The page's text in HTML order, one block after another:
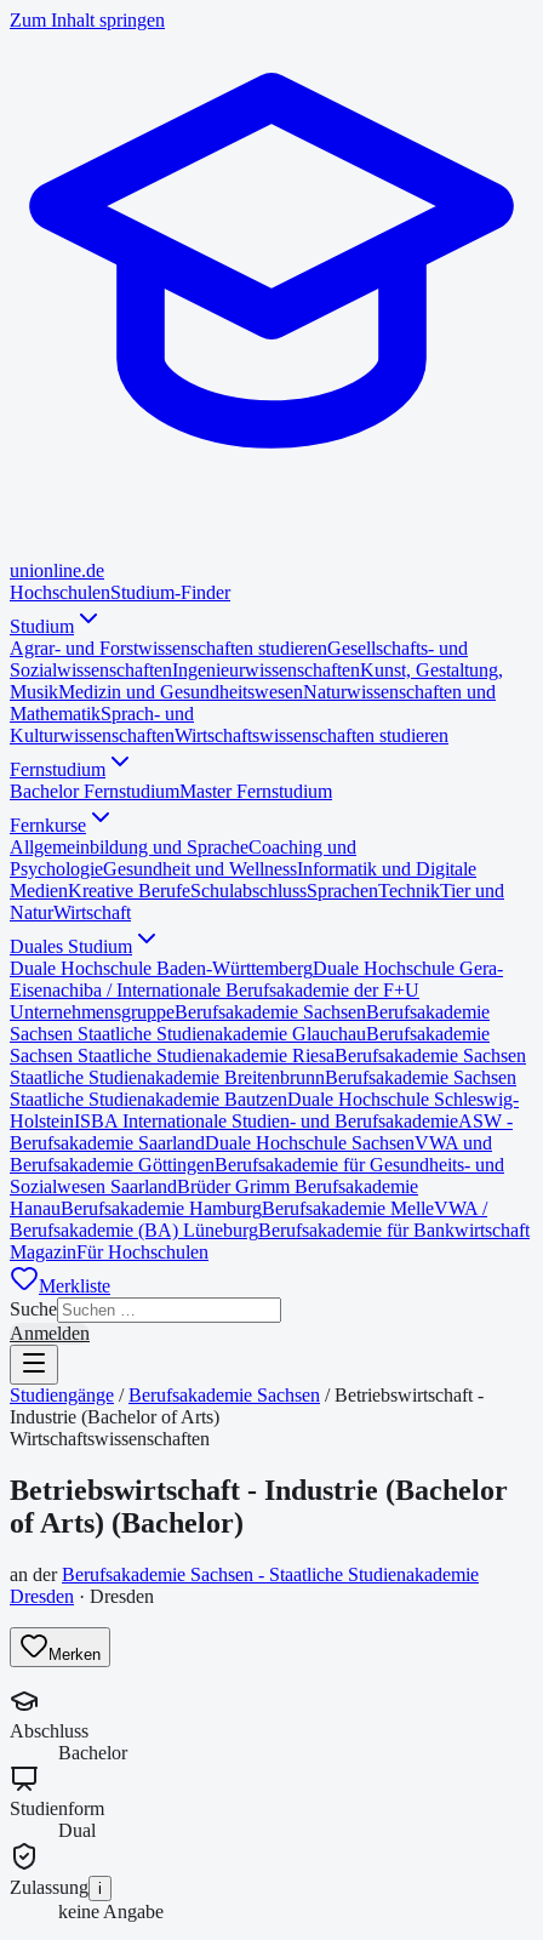
Zum Inhalt springen
unionline.de
HochschulenStudium-Finder
Studium
Agrar- und Forstwissenschaften studierenGesellschafts- und
SozialwissenschaftenIngenieurwissenschaftenKunst, Gestaltung,
MusikMedizin und GesundheitswesenNaturwissenschaften und
MathematikSprach- und
KulturwissenschaftenWirtschaftswissenschaften studieren
Fernstudium
Bachelor FernstudiumMaster Fernstudium
Fernkurse
Allgemeinbildung und SpracheCoaching und
PsychologieGesundheit und WellnessInformatik und Digitale
MedienKreative BerufeSchulabschlussSprachenTechnikTier und
NaturWirtschaft
Duales Studium
Duale Hochschule Baden-WürttembergDuale Hochschule Gera-
Eisenachiba / Internationale Berufsakademie der F+U
UnternehmensgruppeBerufsakademie SachsenBerufsakademie
Sachsen Staatliche Studienakademie GlauchauBerufsakademie
Sachsen Staatliche Studienakademie RiesaBerufsakademie Sachsen
Staatliche Studienakademie BreitenbrunnBerufsakademie Sachsen
Staatliche Studienakademie BautzenDuale Hochschule Schleswig-
HolsteinISBA Internationale Studien- und BerufsakademieASW -
Berufsakademie SaarlandDuale Hochschule SachsenVWA und
Berufsakademie GöttingenBerufsakademie für Gesundheits- und
Sozialwesen SaarlandBrüder Grimm Berufsakademie
HanauBerufsakademie HamburgBerufsakademie MelleVWA /
Berufsakademie (BA) LüneburgBerufsakademie für Bankwirtschaft
MagazinFür Hochschulen
Merkliste
Suche
Anmelden
Studiengänge / Berufsakademie Sachsen /Betriebswirtschaft -
Industrie (Bachelor of Arts)
Wirtschaftswissenschaften
Betriebswirtschaft - Industrie (Bachelor
of Arts) (Bachelor)
an derBerufsakademie Sachsen - Staatliche Studienakademie
Dresden · Dresden
Merken
Abschluss
Bachelor
Studienform
Dual
Zulassung i
keine Angabe